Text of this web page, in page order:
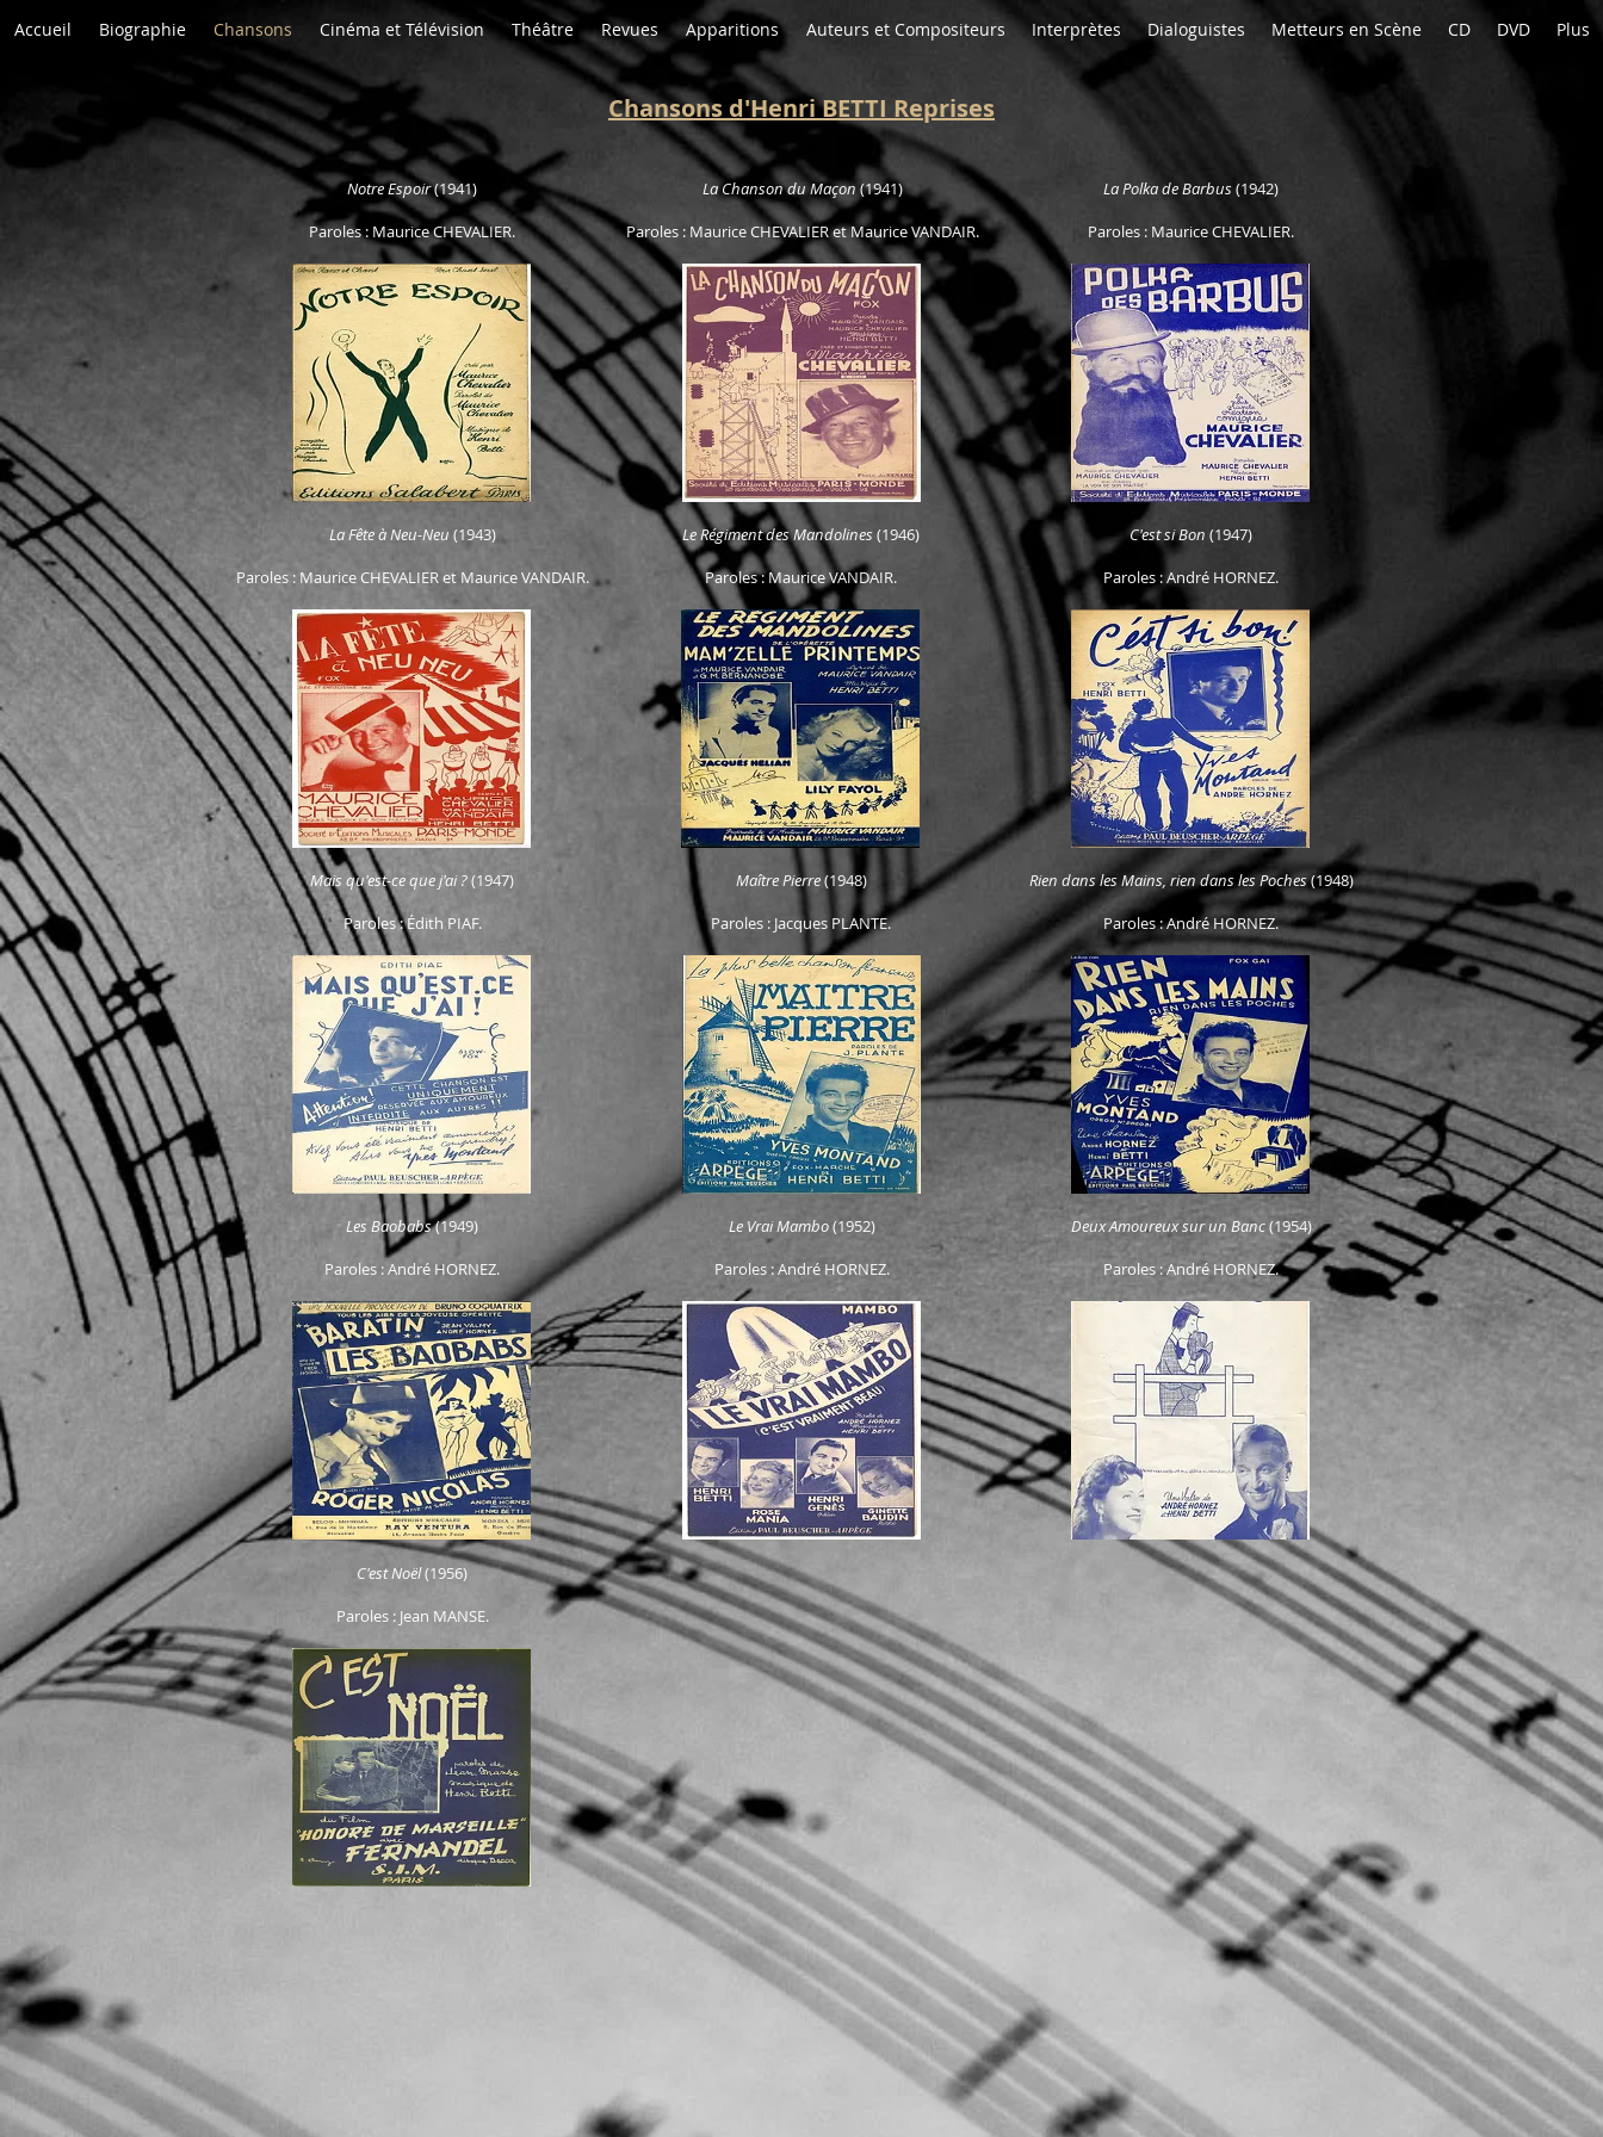
Accueil Biographie Chansons Cinéma et Télévision Théâtre Revues Apparitions Auteurs et Compositeurs Interprètes Dialoguistes Metteurs en Scène CD DVD Plus
Chansons d'Henri BETTI Reprises
Notre Espoir(1941)
Paroles : Maurice CHEVALIER.
La Chanson du Maçon(1941)
Paroles : Maurice CHEVALIER et Maurice VANDAIR.
La Polka de Barbus(1942)
Paroles : Maurice CHEVALIER.
La Fête à Neu-Neu (1943)
Paroles : Maurice CHEVALIER et Maurice VANDAIR.
Le Régiment des Mandolines (1946)
Paroles : Maurice VANDAIR.
C'est si Bon (1947)
Paroles : André HORNEZ.
Mais qu'est-ce que j'ai ?(1947)
Paroles : Édith PIAF.
Maître Pierre(1948)
Paroles : Jacques PLANTE.
Rien dans les Mains, rien dans les Poches(1948)
Paroles : André HORNEZ.
Les Baobabs(1949)
Paroles : André HORNEZ.
Le Vrai Mambo(1952)
Paroles : André HORNEZ.
Deux Amoureux sur un Banc(1954)
Paroles : André HORNEZ.
C'est Noël(1956)
Paroles : Jean MANSE.